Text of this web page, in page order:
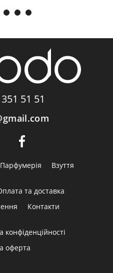
51 51
Парфумерія Взуття
та доставка
Контакти
конфіденційності
оферта